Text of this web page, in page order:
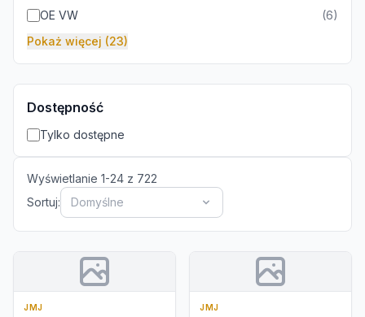
OE VW
(6)
Pokaż więcej (23)
Dostępność
Tylko dostępne
Wyświetlanie 1-24 z 722
Sortuj:
Domyślne
JMJ JMJ